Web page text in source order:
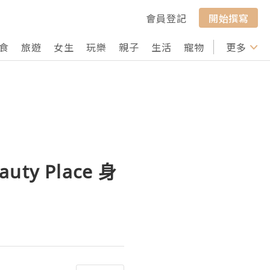
會員登記
開始撰寫
旅遊 女生 玩樂 親子 生活 寵物 行山 打卡
更多
Place 身